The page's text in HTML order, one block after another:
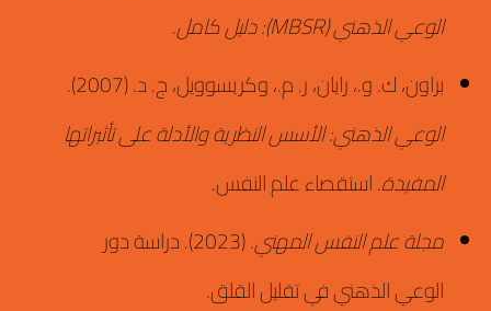
الوعي الذهني (MBSR): دليل كامل
.
براون، ك.و.، رايان، ر.م.، وكريسوويل، ج.د.(2007).
الوعي الذهني: الأسس النظرية والأدلة على تأثيراتها
المفيدة.استقصاء علم النفس.
مجلة علم النفس المهني.
(2023).
دراسة دور
الوعي الذهني في تقليل القلق.